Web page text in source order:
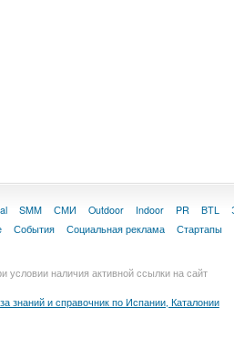
SMM СМИ Outdoor Indoor PR BTL
События Социальная реклама Стартапы
условии наличия активной ссылки на сайт
знаний и справочник по Испании, Каталонии